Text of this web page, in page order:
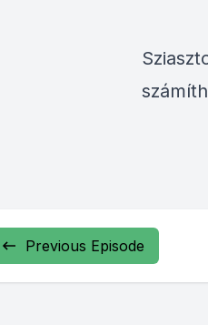
Previous Episode